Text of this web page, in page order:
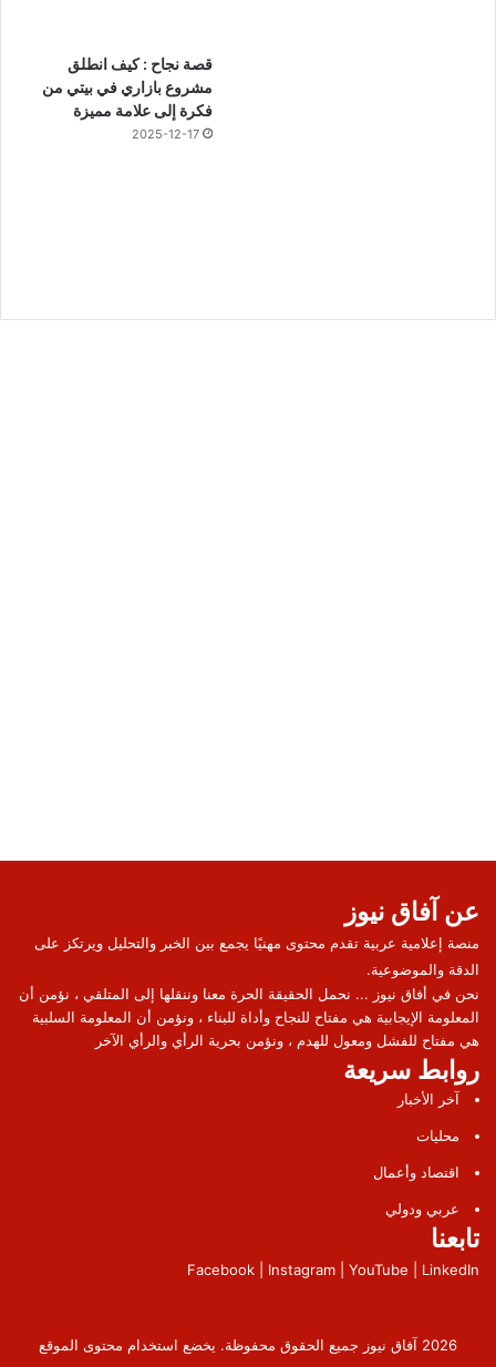
قصة نجاح : كيف انطلق
مشروع بازاري في بيتي من
فكرة إلى علامة مميزة
2025-12-17
عن آفاق نيوز
منصة إعلامية عربية تقدم محتوى مهنيًا يجمع بين الخبر والتحليل ويرتكز على
الدقة والموضوعية.
نحن في أفاق نيوز ... نحمل الحقيقة الحرة معنا وننقلها إلى المتلقي ، نؤمن أن
المعلومة الإيجابية هي مفتاح للنجاح وأداة للبناء ، ونؤمن أن المعلومة السلبية
هي مفتاح للفشل ومعول للهدم ، ونؤمن بحرية الرأي والرأي الآخر
روابط سريعة
آخر الأخبار
محليات
اقتصاد وأعمال
عربي ودولي
تابعنا
Facebook | Instagram | YouTube | LinkedIn
2026 آفاق نيوز جميع الحقوق محفوظة. يخضع استخدام محتوى الموقع